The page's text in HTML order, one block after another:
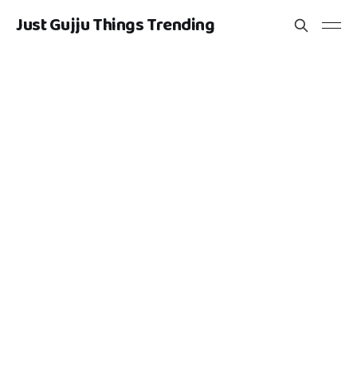
Just Gujju Things Trending